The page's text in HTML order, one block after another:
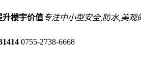
楼宇价值专注中小型安全,防水,美观
0755-2738-6668